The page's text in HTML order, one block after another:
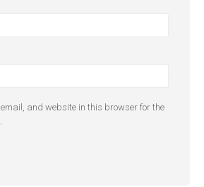
and website in this browser for the